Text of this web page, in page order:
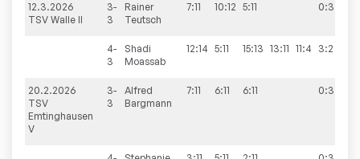
12.3.2026
TSV Walle II
3-
3
Rainer
Teutsch
7:11 10:12 5:11 0:3
4-
3
Shadi
Moassab
12:14 5:11 15:13 13:11 11:4 3:2
20.2.2026
TSV
Emtinghausen
V
3-
3
Alfred
Bargmann
7:11 6:11 6:11 0:3